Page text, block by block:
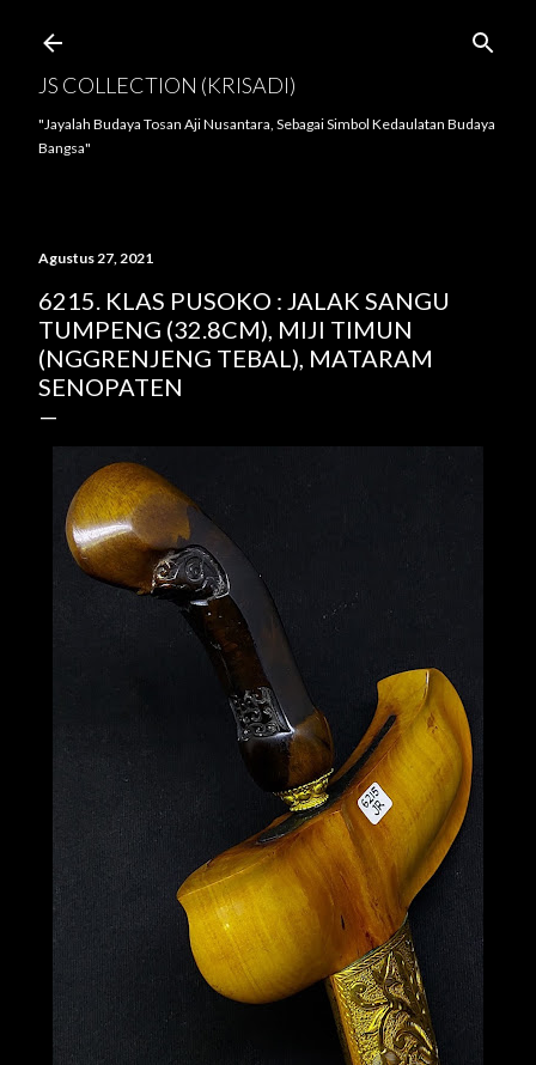
JS COLLECTION (KRISADI)
"Jayalah Budaya Tosan Aji Nusantara, Sebagai Simbol Kedaulatan Budaya
Bangsa"
Agustus 27, 2021
6215. KLAS PUSOKO : JALAK SANGU
TUMPENG (32.8CM), MIJI TIMUN
(NGGRENJENG TEBAL), MATARAM
SENOPATEN